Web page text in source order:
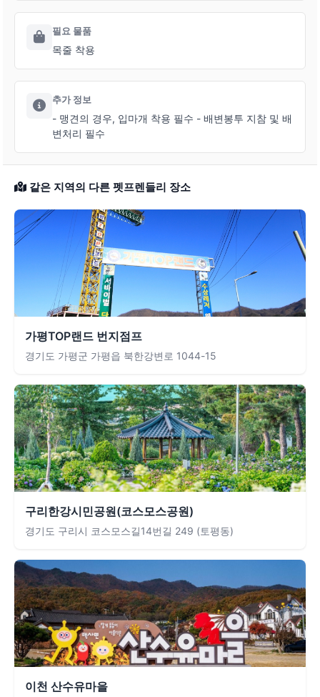
필요 물품
목줄 착용
추가 정보
- 맹견의 경우, 입마개 착용 필수 - 배변봉투 지참 및 배
변처리 필수
같은 지역의 다른 펫프렌들리 장소
가평TOP랜드 번지점프
경기도 가평군 가평읍 북한강변로 1044-15
구리한강시민공원(코스모스공원)
경기도 구리시 코스모스길14번길 249 (토평동)
이천 산수유마을